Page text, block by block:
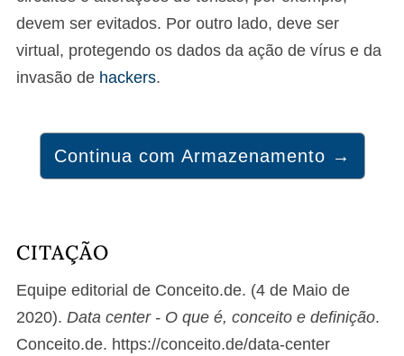
devem ser evitados. Por outro lado, deve ser
virtual, protegendo os dados da ação de vírus e da
invasão de hackers.
Continua com Armazenamento →
CITAÇÃO
Equipe editorial de Conceito.de. (4 de Maio de
2020). Data center - O que é, conceito e definição.
Conceito.de. https://conceito.de/data-center